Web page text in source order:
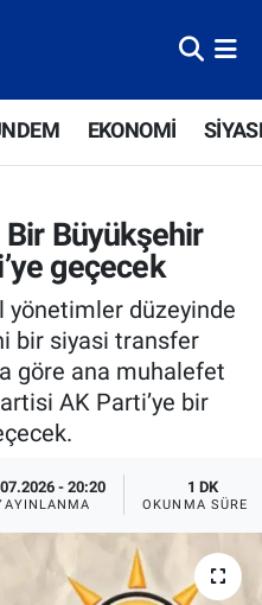
EKONOMİ
Büyükşehir
geçecek
yönetimler düzeyinde
bir siyasi transfer
göre ana muhalefet
AK Parti’ye bir
- 20:20 1 DK
OKUNMA SÜRESI
Haritası
ve Fikstür